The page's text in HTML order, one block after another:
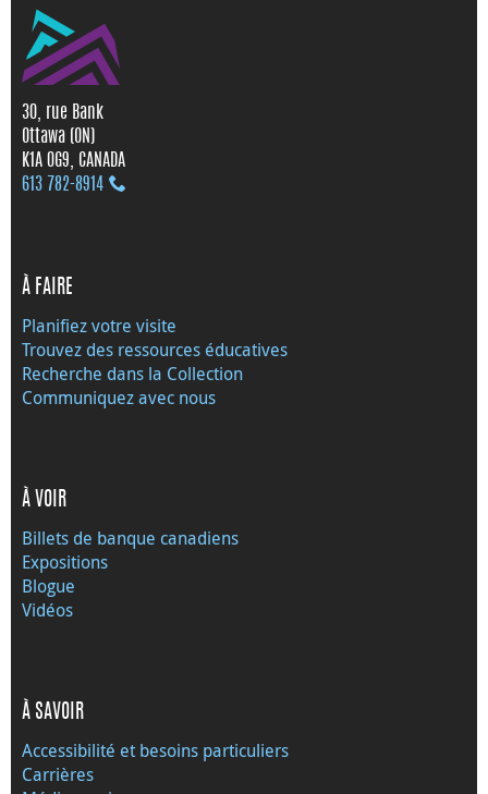
30, rue Bank
Ottawa (ON)
K1A 0G9, CANADA
613 782‑8914
À FAIRE
Planifiez votre visite
Trouvez des ressources éducatives
Recherche dans la Collection
Communiquez avec nous
À VOIR
Billets de banque canadiens
Expositions
Blogue
Vidéos
À SAVOIR
Accessibilité et besoins particuliers
Carrières